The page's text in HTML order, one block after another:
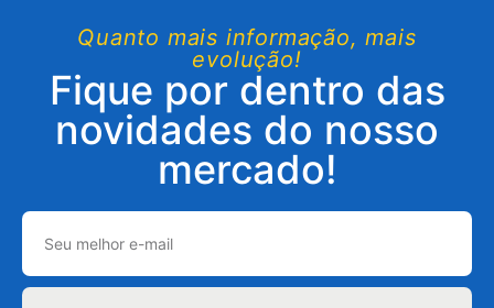
Quanto mais informação, mais
evolução!
Fique por dentro das
novidades do nosso
mercado!